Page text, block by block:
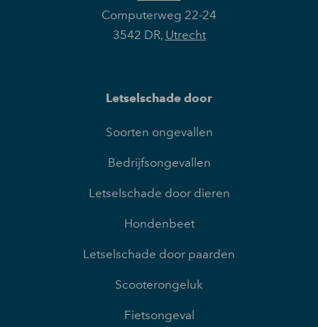
Computerweg 22-24
3542 DR, Utrecht
Letselschade door
Soorten ongevallen
Bedrijfsongevallen
Letselschade door dieren
Hondenbeet
Letselschade door paarden
Scooterongeluk
Fietsongeval